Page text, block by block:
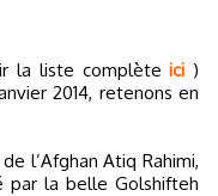
la liste complèteici )
2014, retenons en
de l’Afghan Atiq Rahimi,
par la belle Golshifteh